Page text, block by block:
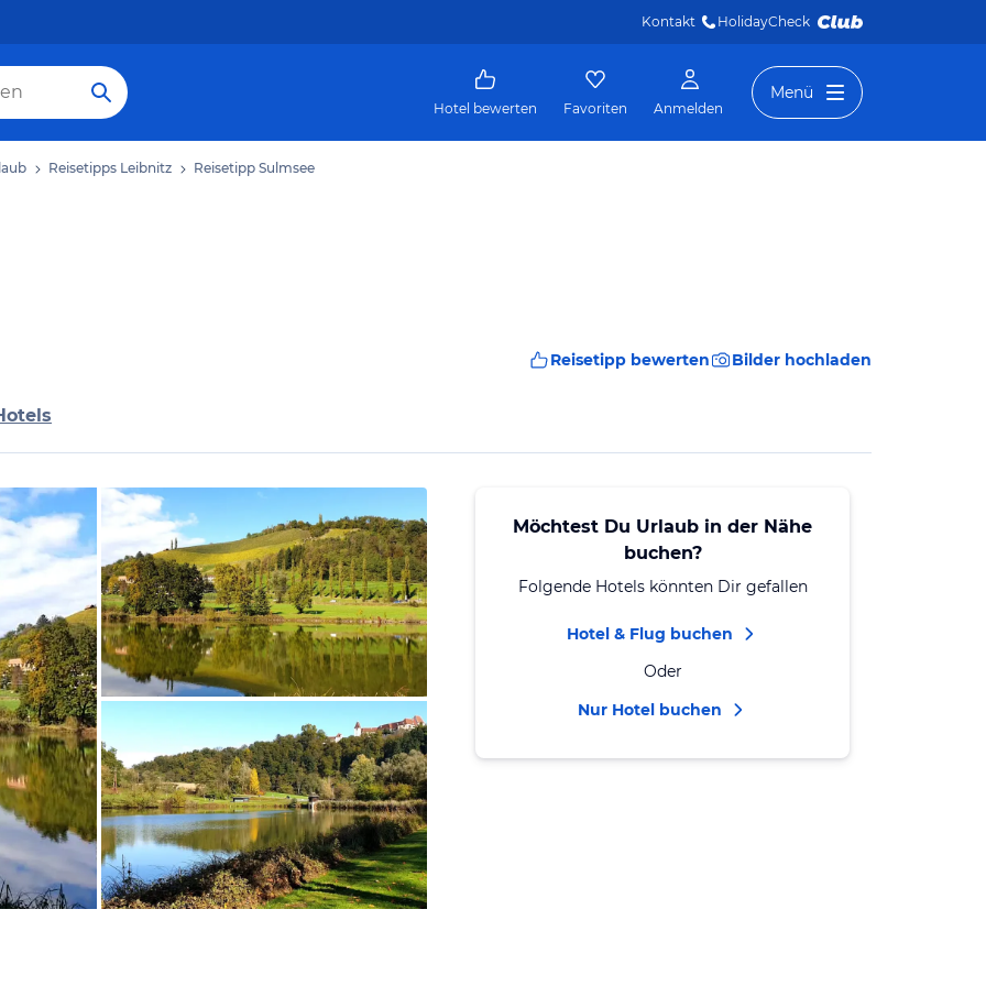
Kontakt HolidayCheck
Hotel bewerten Favoriten Anmelden
Menü
Reisetipps Leibnitz Reisetipp Sulmsee
Reisetipp bewerten Bilder hochladen
von Elfriede
Möchtest Du Urlaub in der Nähe
buchen?
Folgende Hotels könnten Dir gefallen
Hotel & Flug buchen
Oder
Nur Hotel buchen